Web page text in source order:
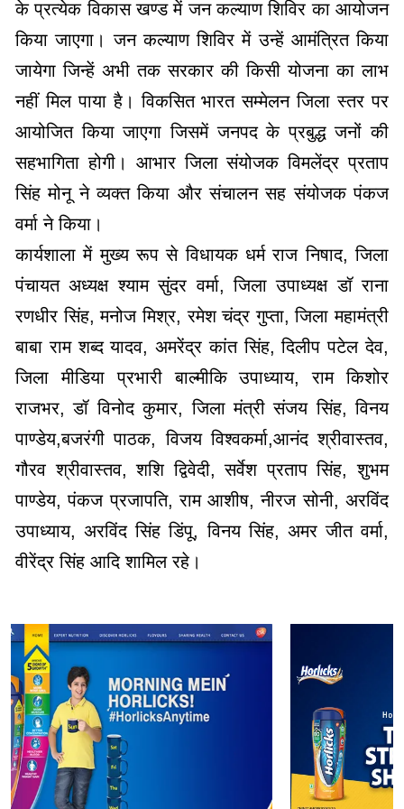
के प्रत्येक विकास खण्ड में जन कल्याण शिविर का आयोजन
किया जाएगा। जन कल्याण शिविर में उन्हें आमंत्रित किया
जायेगा जिन्हें अभी तक सरकार की किसी योजना का लाभ
नहीं मिल पाया है। विकसित भारत सम्मेलन जिला स्तर पर
आयोजित किया जाएगा जिसमें जनपद के प्रबुद्ध जनों की
सहभागिता होगी। आभार जिला संयोजक विमलेंद्र प्रताप
सिंह मोनू ने व्यक्त किया और संचालन सह संयोजक पंकज
वर्मा ने किया।
कार्यशाला में मुख्य रूप से विधायक धर्म राज निषाद, जिला
पंचायत अध्यक्ष श्याम सुंदर वर्मा, जिला उपाध्यक्ष डॉ राना
रणधीर सिंह, मनोज मिश्र, रमेश चंद्र गुप्ता, जिला महामंत्री
बाबा राम शब्द यादव, अमरेंद्र कांत सिंह, दिलीप पटेल देव,
जिला मीडिया प्रभारी बाल्मीकि उपाध्याय, राम किशोर
राजभर, डॉ विनोद कुमार, जिला मंत्री संजय सिंह, विनय
पाण्डेय,बजरंगी पाठक, विजय विश्वकर्मा,आनंद श्रीवास्तव,
गौरव श्रीवास्तव, शशि द्विवेदी, सर्वेश प्रताप सिंह, शुभम
पाण्डेय, पंकज प्रजापति, राम आशीष, नीरज सोनी, अरविंद
उपाध्याय, अरविंद सिंह डिंपू, विनय सिंह, अमर जीत वर्मा,
वीरेंद्र सिंह आदि शामिल रहे।